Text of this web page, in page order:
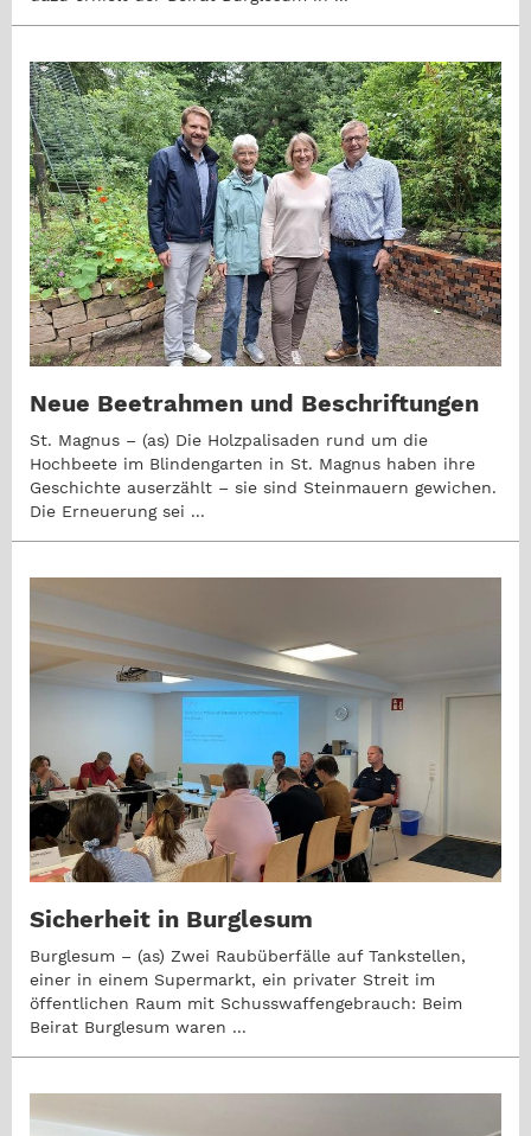
Neue Beetrahmen und Beschriftungen
St. Magnus – (as) Die Holzpalisaden rund um die
Hochbeete im Blindengarten in St. Magnus haben ihre
Geschichte auserzählt – sie sind Steinmauern gewichen.
Die Erneuerung sei ...
Sicherheit in Burglesum
Burglesum – (as) Zwei Raubüberfälle auf Tankstellen,
einer in einem Supermarkt, ein privater Streit im
öffentlichen Raum mit Schusswaffengebrauch: Beim
Beirat Burglesum waren ...